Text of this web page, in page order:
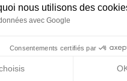
nous utilisons des
avec Google
Consentements certifiés par
lieu de 22 500 m² dédié
la formation.